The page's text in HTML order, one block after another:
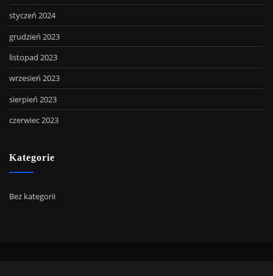
styczeń 2024
grudzień 2023
listopad 2023
wrzesień 2023
sierpień 2023
czerwiec 2023
Kategorie
Bez kategorii